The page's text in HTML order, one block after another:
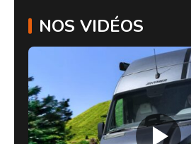
NOS VIDÉOS